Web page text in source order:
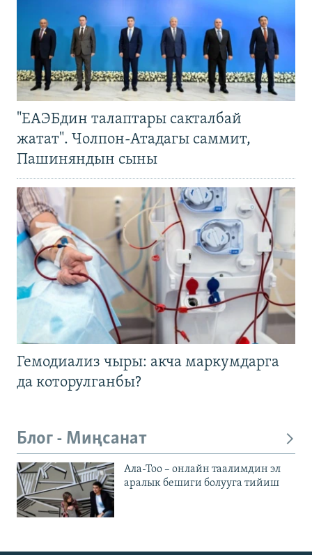
"ЕАЭБдин талаптары сакталбай
жатат". Чолпон-Атадагы саммит,
Пашиняндын сыны
Гемодиализ чыры: акча маркумдарга
да которулганбы?
Блог - Миңсанат
Ала-Тоо – онлайн таалимдин эл
аралык бешиги болууга тийиш